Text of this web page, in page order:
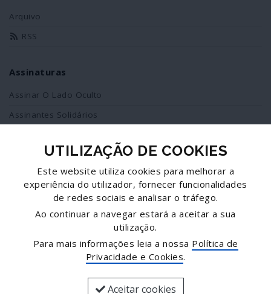
Arquivo
RSS
Assinaturas
Assinar O Lado Oculto
Assinantes Solidários
Redes Sociais
Siga-nos no facebook
Twitter
UTILIZAÇÃO DE COOKIES
Este website utiliza cookies para melhorar a
experiência do utilizador, fornecer funcionalidades
de redes sociais e analisar o tráfego.
Ao continuar a navegar estará a aceitar a sua
utilização.
Para mais informações leia a nossa Política de
Privacidade e Cookies.
Aceitar cookies